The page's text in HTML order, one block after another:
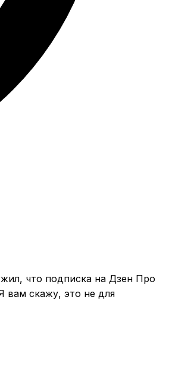
что подписка на Дзен Про
вам скажу, это не для